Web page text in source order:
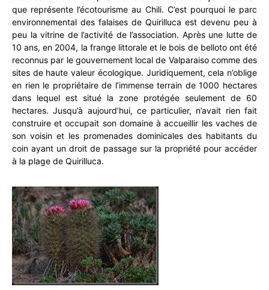
que représente l’écotourisme au Chili. C’est pourquoi le parc
environnemental des falaises de Quirilluca est devenu peu à
peu la vitrine de l’activité de l’association. Après une lutte de
10 ans, en 2004, la frange littorale et le bois de belloto ont été
reconnus par le gouvernement local de Valparaiso comme des
sites de haute valeur écologique. Juridiquement, cela n’oblige
en rien le propriétaire de l’immense terrain de 1000 hectares
dans lequel est situé la zone protégée seulement de 60
hectares. Jusqu’à aujourd’hui, ce particulier, n’avait rien fait
construire et occupait son domaine à accueillir les vaches de
son voisin et les promenades dominicales des habitants du
coin ayant un droit de passage sur la propriété pour accéder
à la plage de Quirilluca.